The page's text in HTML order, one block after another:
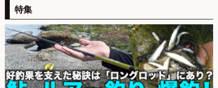
特集